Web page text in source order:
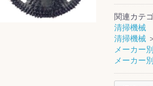
関連カテ
清掃機械
清掃機械
メーカー別
メーカー別